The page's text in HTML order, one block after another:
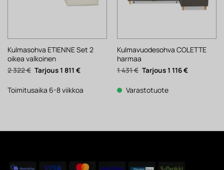
Kulmasohva ETIENNE Set 2
oikea valkoinen
2 322€ Alkuperäinen
hinta
2
322 €.
1 811 €Nykyinen
1
811 €.
Toimitusaika 6-8 viikkoa
Kulmavuodesohva COLETTE
harmaa
1 431€ Alkuperäinen
hinta
1
431 €.
1 116€Nykyinen
Varastotuote